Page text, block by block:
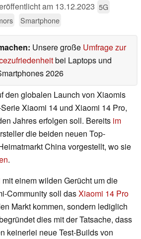
am 13.12.2023 5G
Smartphone
Unsere große Umfrage zur
bei Laptops und
2026
den globalen Launch von Xiaomis
Xiaomi 14 und Xiaomi 14 Pro,
Jahres erfolgen soll. Bereits im
die beiden neuen Top-
China vorgestellt, wo sie
.
mit einem wilden Gerücht um die
Community soll dasXiaomi 14 Pro
Markt kommen, sondern lediglich
dies mit der Tatsache, dass
keinerlei neue Test-Builds von